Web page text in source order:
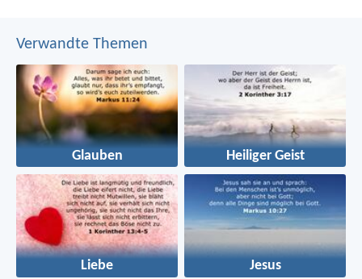
Verwandte Themen
Glauben Heiliger Geist
Liebe Jesus